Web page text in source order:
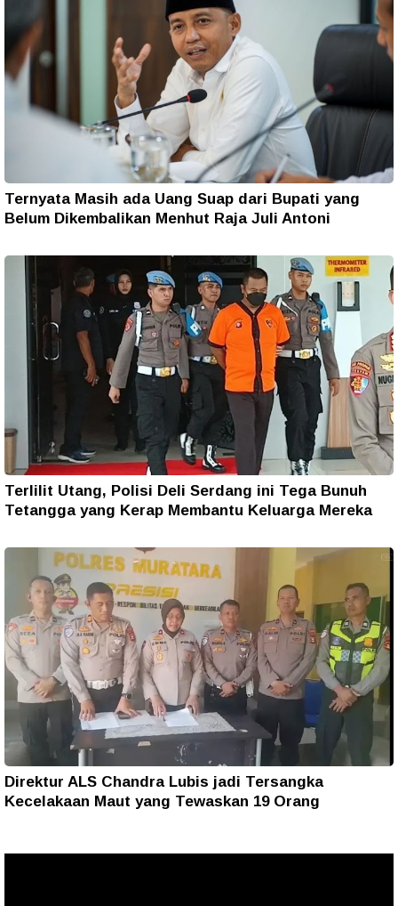
Ternyata Masih ada Uang Suap dari Bupati yang
Belum Dikembalikan Menhut Raja Juli Antoni
Terlilit Utang, Polisi Deli Serdang ini Tega Bunuh
Tetangga yang Kerap Membantu Keluarga Mereka
Direktur ALS Chandra Lubis jadi Tersangka
Kecelakaan Maut yang Tewaskan 19 Orang